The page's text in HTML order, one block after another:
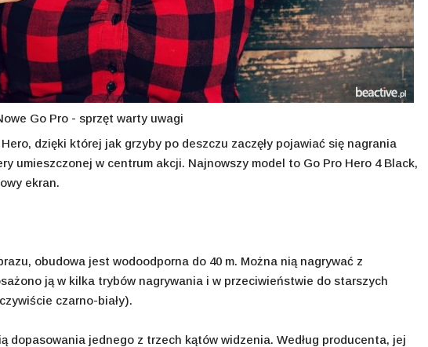
Go Pro - sprzęt warty uwagi
dzięki której jak grzyby po deszczu zaczęły pojawiać się nagrania
umieszczonej w centrum akcji. Najnowszy model to Go Pro Hero 4 Black,
ekran.
obudowa jest wodoodporna do 40 m. Można nią nagrywać z
ją w kilka trybów nagrywania i w przeciwieństwie do starszych
czarno-biały).
dopasowania jednego z trzech kątów widzenia. Według producenta, jej